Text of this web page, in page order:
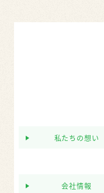
私たちの想い
会社情報